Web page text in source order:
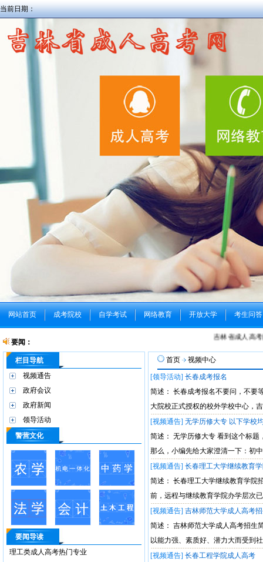
当前日期：
网站首页 成考院校 自学考试 网络教育 开放大学 考生问答
要闻：
吉林省成人高
栏目导航
视频通告
政府会议
政府新闻
领导活动
警营文化
要闻导读
理工类成人高考热门专业
首页 视频中心
[领导活动] 长春成考报名
简述： 长春成考报名不要问，不要
大院校正式授权的校外学校中心，
[视频通告] 无学历修大专 以下学校
简述： 无学历修大专 看到这个标
那么，小编先给大家澄清一下：初
[视频通告] 长春理工大学继续教育
简述： 长春理工大学继续教育学院
前，远程与继续教育学院办学层次
[视频通告] 吉林师范大学成人高考
简述： 吉林师范大学成人高考招生
以能力强、素质好、潜力大而受到
[视频通告] 长春工程学院成人高考